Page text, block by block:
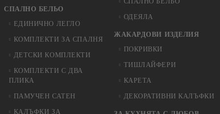
СПАЛНО БЕЛЬО
ЕДИНИЧНО ЛЕГЛО
КОМПЛЕКТИ ЗА СПАЛНЯ
ДЕТСКИ КОМПЛЕКТИ
КОМПЛЕКТИ С ДВА
ПЛИКА
ПАМУЧЕН САТЕН
КАЛЪФКИ ЗА
ОДЕЯЛА
ЖАКАРДОВИ ИЗДЕЛИЯ
ПОКРИВКИ
ТИШЛАЙФЕРИ
КАРЕТА
ДЕКОРАТИВНИ КАЛЪФКИ